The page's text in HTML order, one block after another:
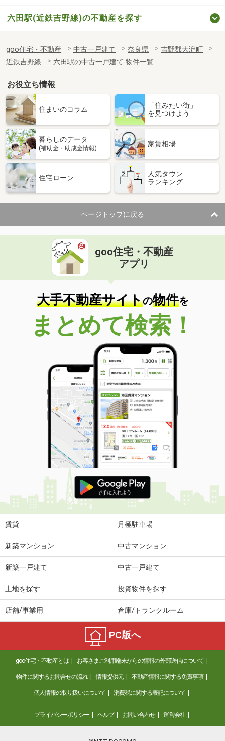
六田駅(近鉄吉野線)の不動産を探す
goo住宅・不動産 中古一戸建て 奈良県
吉野郡大淀町
近鉄吉野線
六田駅の中古一戸建て 物件一覧
お役立ち情報
住まいのコラム
「住みたい街」
を見つけよう
暮らしのデータ
(補助金・助成金情報)
家賃相場
住宅ローン
人気タウン
ランキング
ページトップに戻る
goo住宅・不動産
アプリ
大手不動産サイトの物件を
まとめて検索！
賃貸 月極駐車場
新築マンション 中古マンション
新築一戸建て 中古一戸建て
土地を探す 投資物件を探す
店舗/事業用 倉庫/トランクルーム
PC版へ
goo住宅・不動産とは お客さまご利用端末からの情報の外部送信について
物件に関するお問合せの流れ 情報提供元 不動産情報に関する免責事項
個人情報の取り扱いについて 消費税に関する表記について
プライバシーポリシー ヘルプ お問い合わせ 運営会社